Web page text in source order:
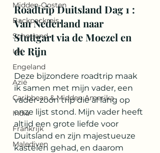
Midden-Oosten
Backpackreis
Schotland
UK
Engeland
Azië
Caribbean & Midden Amerika
India
Frankrijk
Malediven
Roadtrip Duitsland Dag 1 :
Van Nederland naar
Stuttgart via de Moezel en
de Rijn
Deze bijzondere roadtrip maak
ik samen met mijn vader, een
vader-zoon trip die al lang op
onze lijst stond. Mijn vader heeft
altijd een grote liefde voor
Duitsland en zijn majestueuze
kastelen gehad, en daarom